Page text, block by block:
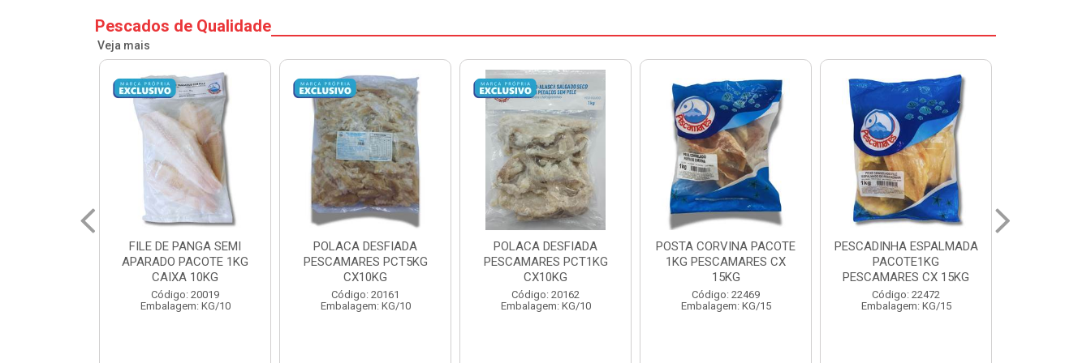
Pescados de Qualidade
Veja mais
POLACA DESFIADA
PESCAMARES PCT5KG
CX10KG
Código: 20161
Embalagem: KG/10
POLACA DESFIADA
PESCAMARES PCT1KG
CX10KG
Código: 20162
Embalagem: KG/10
POSTA CORVINA PACOTE
1KG PESCAMARES CX
15KG
Código: 22469
Embalagem: KG/15
PESCADINHA ESPALMADA
PACOTE1KG
PESCAMARES CX 15KG
Código: 22472
Embalagem: KG/15
FILE DE PANGA PREMIUM
PACOTE 1KG CAIXA 10KG
Código: 20021
Embalagem: KG/10